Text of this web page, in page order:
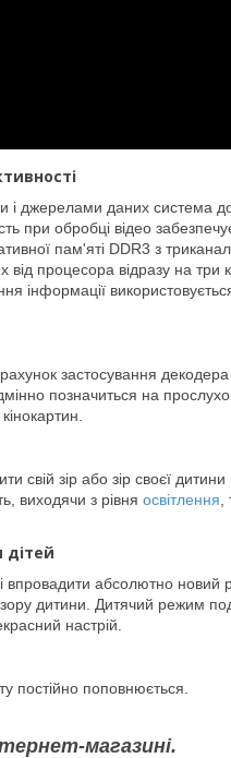
і джерелами даних система
при обробці відео
пам'яті DDR3 з
процесора відразу на три
інформації
застосування
позначиться на
зір або зір своєї дитини
виходячи з рівня освітлення
впровадити абсолютно
дитини. Дитячий режим
настрій.
постійно поповнюється.
магазині.